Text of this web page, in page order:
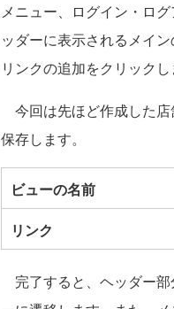
メニュー、ログイン・ロ
ッダーに表示されるメイ
リンクの追加をクリックし
今回は先ほど作成した
保存します。
ビューの名前
リンク
完了すると、ヘッダー